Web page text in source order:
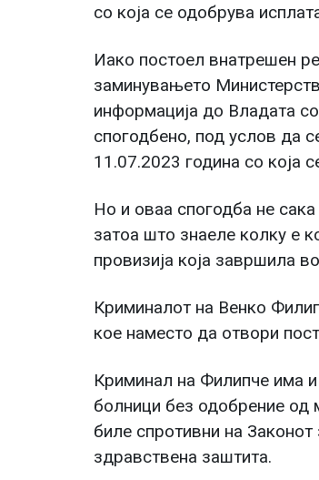
со која се одобрува
Иако постоел внатрешен
заминувањето
информација до Владата
спогодбено, под услов да
11.07.2023 година со која
Но и оваа спогодба не
затоа што знаеле колку е
провизија која завршила
Криминалот на Венко
кое наместо да отвори
Криминал на Филипче има
болници без одобрение од
биле спротивни на
здравствена заштита.